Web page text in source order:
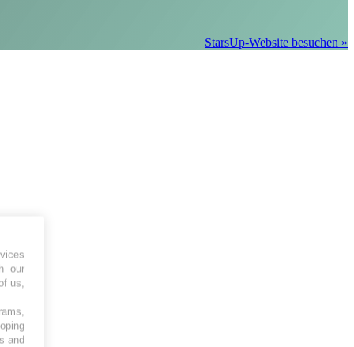
StarsUp-Website besuchen »
our
us,
and